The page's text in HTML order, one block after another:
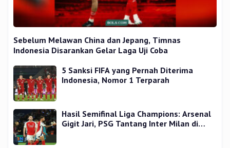
Sebelum Melawan China dan Jepang, Timnas
Indonesia Disarankan Gelar Laga Uji Coba
5 Sanksi FIFA yang Pernah Diterima
Indonesia, Nomor 1 Terparah
Hasil Semifinal Liga Champions: Arsenal
Gigit Jari, PSG Tantang Inter Milan di